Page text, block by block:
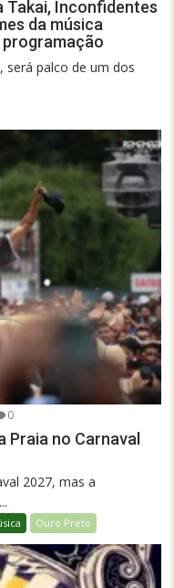
Takai, Inconfidentes
da música
será palco de um dos
0
Praia no Carnaval
2027, mas a
Ouro Preto